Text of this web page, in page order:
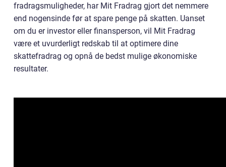
fradragsmuligheder, har Mit Fradrag gjort det nemmere
end nogensinde før at spare penge på skatten. Uanset
om du er investor eller finansperson, vil Mit Fradrag
være et uvurderligt redskab til at optimere dine
skattefradrag og opnå de bedst mulige økonomiske
resultater.